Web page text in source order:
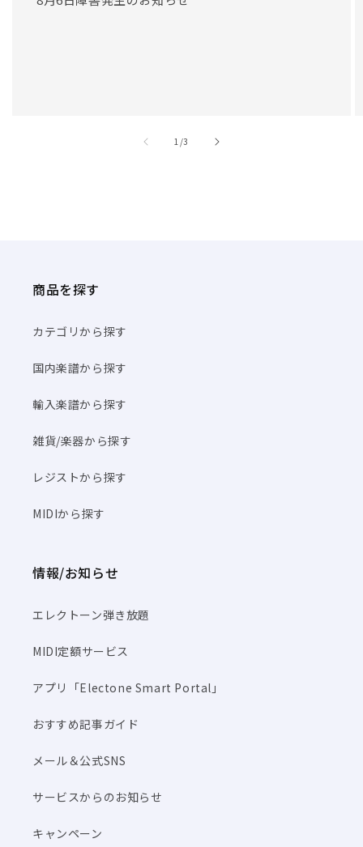
商品を探す
カテゴリから探す
国内楽譜から探す
輸入楽譜から探す
雑貨/楽器から探す
レジストから探す
MIDIから探す
情報/お知らせ
エレクトーン弾き放題
MIDI定額サービス
アプリ「Electone Smart Portal」
おすすめ記事ガイド
メール＆公式SNS
サービスからのお知らせ
キャンペーン